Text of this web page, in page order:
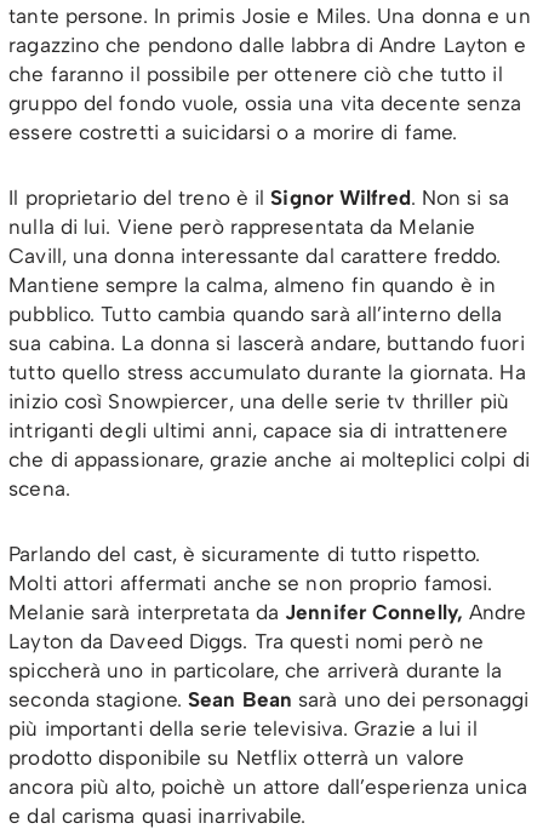
tante persone. In primis Josie e Miles. Una donna e un
ragazzino che pendono dalle labbra di Andre Layton e
che faranno il possibile per ottenere ciò che tutto il
gruppo del fondo vuole, ossia una vita decente senza
essere costretti a suicidarsi o a morire di fame.
Il proprietario del treno è ilSignor Wilfred. Non si sa
nulla di lui. Viene però rappresentata da Melanie
Cavill, una donna interessante dal carattere freddo.
Mantiene sempre la calma, almeno fin quando è in
pubblico. Tutto cambia quando sarà all’interno della
sua cabina. La donna si lascerà andare, buttando fuori
tutto quello stress accumulato durante la giornata. Ha
inizio così Snowpiercer, una delle serie tv thriller più
intriganti degli ultimi anni, capace sia di intrattenere
che di appassionare, grazie anche ai molteplici colpi di
scena.
Parlando del cast, è sicuramente di tutto rispetto.
Molti attori affermati anche se non proprio famosi.
Melanie sarà interpretata da Jennifer Connelly, Andre
Layton da Daveed Diggs. Tra questi nomi però ne
spiccherà uno in particolare, che arriverà durante la
seconda stagione.Sean Bean sarà uno dei personaggi
più importanti della serie televisiva. Grazie a lui il
prodotto disponibile su Netflix otterrà un valore
ancora più alto, poichè un attore dall’esperienza unica
e dal carisma quasi inarrivabile.